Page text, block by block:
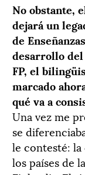
No obstante,
dejará un
de
desarrollo del
FP, el
marcado
qué va a
Una vez me
se
le contesté: la
los países de